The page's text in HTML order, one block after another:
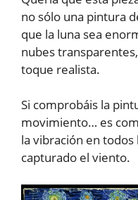
no sólo una pintura
que la luna sea
nubes
toque realista.
Si comprobáis la
movimiento… es
la vibración en
capturado el viento.